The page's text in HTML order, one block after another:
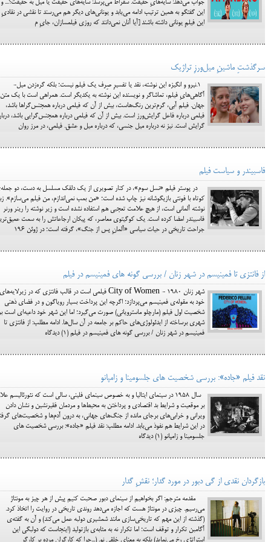
جواب می‌دهد: سایه‌هایِ حقیقت. سقراط می‌پرسد: سایه‌های حقیقت یا میل به حقیقت؟... و
این گفتگو به همین ترتیب ادامه می‌یابد و یونانی‌های دیگر هم می‌رسند تا نقشی در نقادیِ
این فیلمِ یونانی داشته باشند [آیا آنان نمی‌دانند که روزی فیلمسازان، جایِ م
سرگذشتِ ماشینِ میل‌ورزِ تراژیک
1.نیرو و انگیزه این نوشته، نقد یا تفسیرِ صِرف یک فیلم نیست؛ بلکه گره‌زدن میل-
آگاهی‌هایِ فیلم، تماشاگر و نویسنده این نوشته به یکدیگر است. همراهی است با یک
جهان. فیلم آبی، گرم‌ترین رنگ‌هاست، بیش از آن که فیلمی درباره همجنس‌گراها باشد،
فیلمی درباره فاعل گرایش‌ورز است. بیش از آن که فیلمی درباره همجنس‌گرایی باشد،
گرایش است. نیز نه درباره میل جنسی، که درباره میل و عشق. فیلمی، در مرز روان
فاسبیندر و سیاست فیلم
در پوستر فیلم «نسل سوم»، در کنار تصویری از یک دلقک مسلسل به دست، دو
کوتاه با فونتی بازیگوشانه نیز چاپ شده است؛ «من بمب نمی‌اندازم، من فیلم می‌سازم».
نوشته آلمانی است، از هیچ علامت تعجبی هم استفاده نشده است و زیر نوشته را رینر ورنر
فاسبیندر امضا کرده است. یک کوگیتوی معاصر، که پیکان ارجاعاتش را به سمت
جراحت تاریخی در حیات سیاسی «آلمانِ پس از جنگ»، گرفته است؛ در ژوئن 196
از فانتزی تا فمینیسم در شهر زنان / بررسی گونه های فمینیسم در فیلم
شهر زنان City of Women - 1980 فیلمی است در قالب فانتزی که در زیرلایه‌های
خود به مقوله‌ی فمینیسم می‌پردازد؛ اگرچه این پرداخت بسیار رویاگون و در فضای ذهنی
شخصیت اول فیلم (مارچلو ماسترویانی) صورت می‌گیرد؛ اما این شهر خود داعیه‌ای است
شهری برساخته از ایدئولوژی‌های حاکم بر جامعه در آن سال‌ها. ادامه مطلب: از فانتزی تا
فمینیسم در شهر زنان / بررسی گونه های فمینیسم در فیلم (1) دیدگاه
نقد فیلم «جاده»: بررسی شخصیت های جلسومینا و زامپانو
سال 1958 در سينماي ايتاليا و به خصوص سينماي فليني، سالي است که نئورئاليسم
بر موقعيت و شرايط بد اقتصادي و پرداختن به محيط‌ها و مردمان فقيرنشين و نشان دادن
ويراني و خرابي‌هاي برجاي مانده از جنگ‌هاي جهاني، به درون آدم‌ها و شخصيت‌هاي
در اين شرايط هم نفوذ مي‌يابد. ادامه مطلب: نقد فیلم «جاده»: بررسی شخصیت های
جلسومینا و زامپانو (1) دیدگاه
بازگردان نقدی از گی دبور در مورد گدار؛ نقشِ گدار
مقدمه مترجم: اگر بخواهیم از سینمای دبور صحبت کنیم پیش از هر چیز به مونتاژ
می‌رسیم. چیزی در مونتاژ هست که اجازه می‌دهد روندی تاریخی در روایت را اتخاذ کرد.
(گذشته از این مهم که تاریخی‌سازی مانند شمشیری دولبه عمل می‌کند) و آن به گفته‌ی
آگامبن تکرار و توقف است؛ اما تکرار نه به مثابه‌ی بازتولید (این­جاست که دولبگی این
استراتژی رخ می‌نماید) بلکه به معنای خلقی نو. (...چرا که کارگران مرده بر کارگر